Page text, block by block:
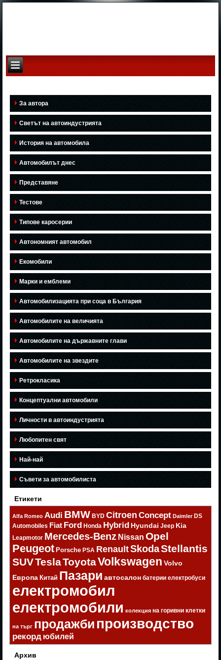
За автора
Светът на автоиндустрията
История на автомобила
Автомобилът днес
Представяне
Тестове
Типове каросерии
Автономният автомобил
Екомобили
Марки и емблеми
Автомобилизацията при соца в България
Автомобилите на величията
Автомобилите на държавните глави
Автомобилите на звездите
Ретрокласика
Концептуални автомобили
Личности в автоиндустрията
Любопитен свят
Най-най
Съвети за автомобилиста
Етикети
Alfa Romeo Audi BMW BYD Citroen Concept Daimler DS
Automobiles Fiat Ford Honda Hybrid Hyundai Jeep Kia
Leapmotor Mercedes-Benz Nissan Opel
Peugeot Porsche PSA RenaultSkodaStellantis
SUVTeslaToyotaVolkswagen Volvo
Европа Китай Пазари автосалон батерии електробуси
електромобил
електромобили колекция на горивни клетки
на търг продажбипроизводство
рекорд юбилей
Архив